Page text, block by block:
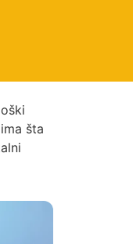
ima šta